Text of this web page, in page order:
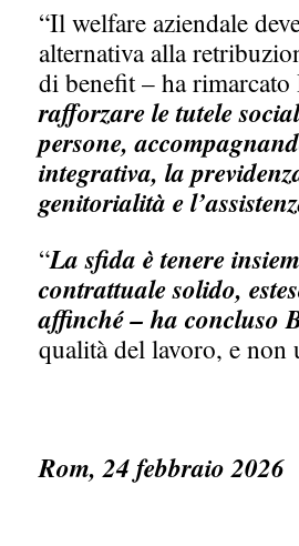
“Il welfare aziendale
alternativa alla
di benefit – ha
rafforzare le tutele
persone,
integrativa, la
genitorialità e
“La sfida è tenere
contrattuale solido,
affinché – ha concluso
qualità del lavoro, e non
Rom, 24 febbraio 2026